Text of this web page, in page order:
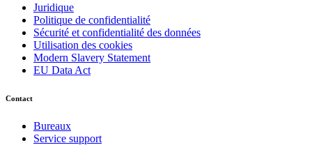
Juridique
Politique de confidentialité
Sécurité et confidentialité des données
Utilisation des cookies
Modern Slavery Statement
EU Data Act
Contact
Bureaux
Service support